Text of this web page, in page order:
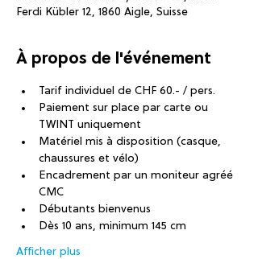
Ferdi Kübler 12, 1860 Aigle, Suisse
À propos de l'événement
Tarif individuel de CHF 60.- / pers.
Paiement sur place par carte ou
TWINT uniquement
Matériel mis à disposition (casque,
chaussures et vélo)
Encadrement par un moniteur agréé
CMC
Débutants bienvenus
Dès 10 ans, minimum 145 cm
Afficher plus